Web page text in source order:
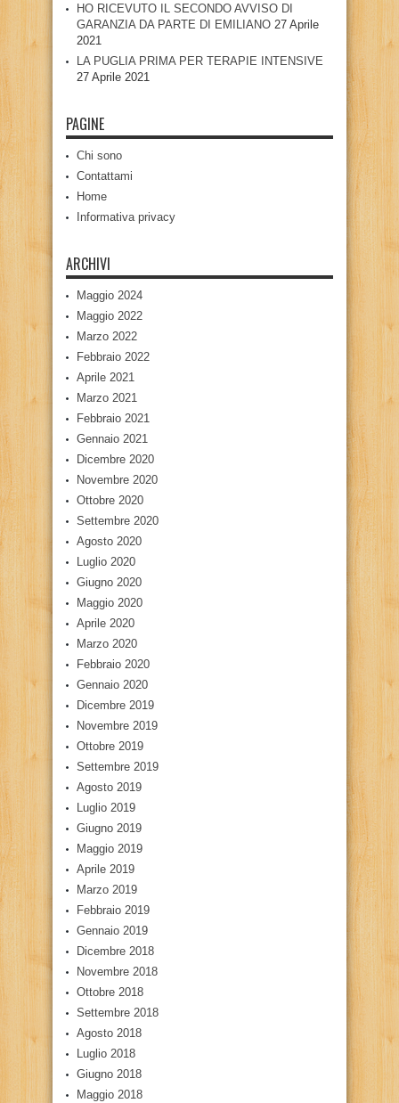
HO RICEVUTO IL SECONDO AVVISO DI
GARANZIA DA PARTE DI EMILIANO 27 Aprile
2021
LA PUGLIA PRIMA PER TERAPIE INTENSIVE
27 Aprile 2021
PAGINE
Chi sono
Contattami
Home
Informativa privacy
ARCHIVI
Maggio 2024
Maggio 2022
Marzo 2022
Febbraio 2022
Aprile 2021
Marzo 2021
Febbraio 2021
Gennaio 2021
Dicembre 2020
Novembre 2020
Ottobre 2020
Settembre 2020
Agosto 2020
Luglio 2020
Giugno 2020
Maggio 2020
Aprile 2020
Marzo 2020
Febbraio 2020
Gennaio 2020
Dicembre 2019
Novembre 2019
Ottobre 2019
Settembre 2019
Agosto 2019
Luglio 2019
Giugno 2019
Maggio 2019
Aprile 2019
Marzo 2019
Febbraio 2019
Gennaio 2019
Dicembre 2018
Novembre 2018
Ottobre 2018
Settembre 2018
Agosto 2018
Luglio 2018
Giugno 2018
Maggio 2018